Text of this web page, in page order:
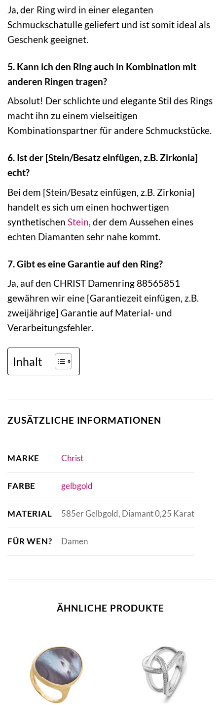
Ja, der Ring wird in einer eleganten
Schmuckschatulle geliefert und ist somit ideal als
Geschenk geeignet.
5. Kann ich den Ring auch in Kombination mit
anderen Ringen tragen?
Absolut! Der schlichte und elegante Stil des Rings
macht ihn zu einem vielseitigen
Kombinationspartner für andere Schmuckstücke.
6. Ist der [Stein/Besatz einfügen, z.B. Zirkonia]
echt?
Bei dem [Stein/Besatz einfügen, z.B. Zirkonia]
handelt es sich um einen hochwertigen
synthetischen Stein, der dem Aussehen eines
echten Diamanten sehr nahe kommt.
7. Gibt es eine Garantie auf den Ring?
Ja, auf den CHRIST Damenring 88565851
gewähren wir eine [Garantiezeit einfügen, z.B.
zweijährige] Garantie auf Material- und
Verarbeitungsfehler.
Inhalt
ZUSÄTZLICHE INFORMATIONEN
MARKE Christ
FARBE gelbgold
MATERIAL 585er Gelbgold, Diamant 0,25 Karat
FÜR WEN? Damen
ÄHNLICHE PRODUKTE